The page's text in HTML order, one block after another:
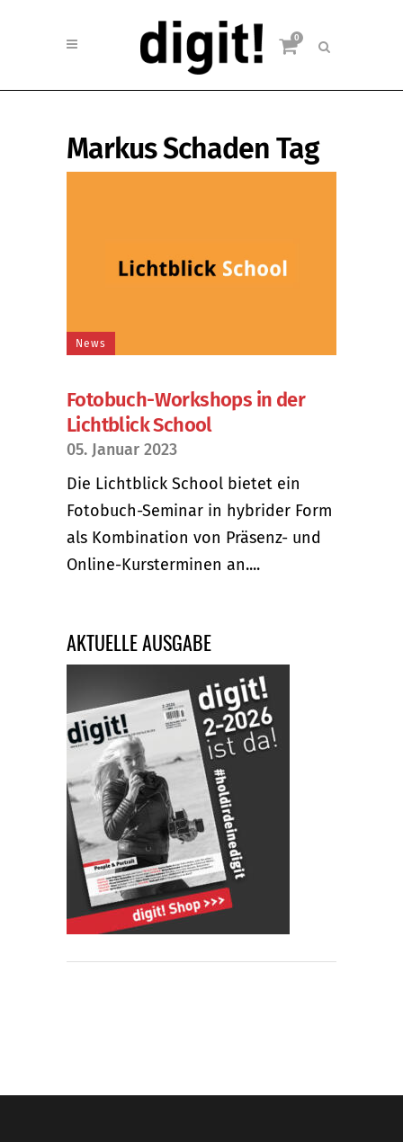
0
Markus Schaden Tag
News
Fotobuch-Workshops in der
Lichtblick School
05. Januar 2023
Die Lichtblick School bietet ein
Fotobuch-Seminar in hybrider Form
als Kombination von Präsenz- und
Online-Kursterminen an....
AKTUELLE AUSGABE